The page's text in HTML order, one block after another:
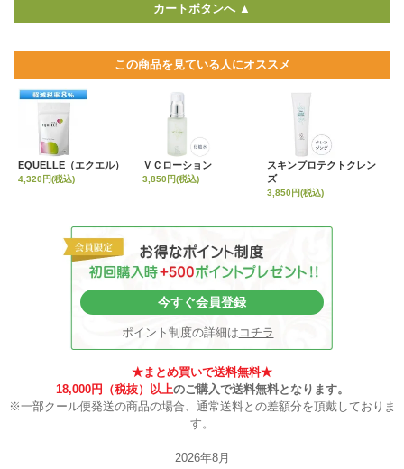
カートボタンへ ▲
この商品を見ている人にオススメ
EQUELLE（エクエル）
4,320円(税込)
ＶＣローション
3,850円(税込)
スキンプロテクトクレン
ズ
3,850円(税込)
今すぐ会員登録
ポイント制度の詳細は コチラ
★まとめ買いで送料無料★
18,000円（税抜）以上のご購入で送料無料となります。
※一部クール便発送の商品の場合、通常送料との差額分を頂戴しておりま
す。
2026年8月